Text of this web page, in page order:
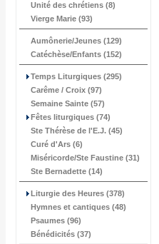
Unité des chrétiens (8)
Vierge Marie (93)
Aumônerie/Jeunes (129)
Catéchèse/Enfants (152)
Temps Liturgiques (295)
Carême / Croix (97)
Semaine Sainte (57)
Fêtes liturgiques (74)
Ste Thérèse de l'E.J. (45)
Curé d'Ars (6)
Miséricorde/Ste Faustine (31)
Ste Bernadette (14)
Liturgie des Heures (378)
Hymnes et cantiques (48)
Psaumes (96)
Bénédicités (37)